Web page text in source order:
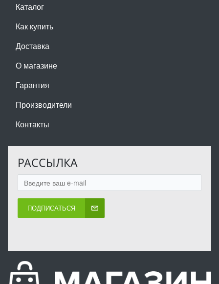
Каталог
Как купить
Доставка
О магазине
Гарантия
Производители
Контакты
РАССЫЛКА
ПОДПИСАТЬСЯ